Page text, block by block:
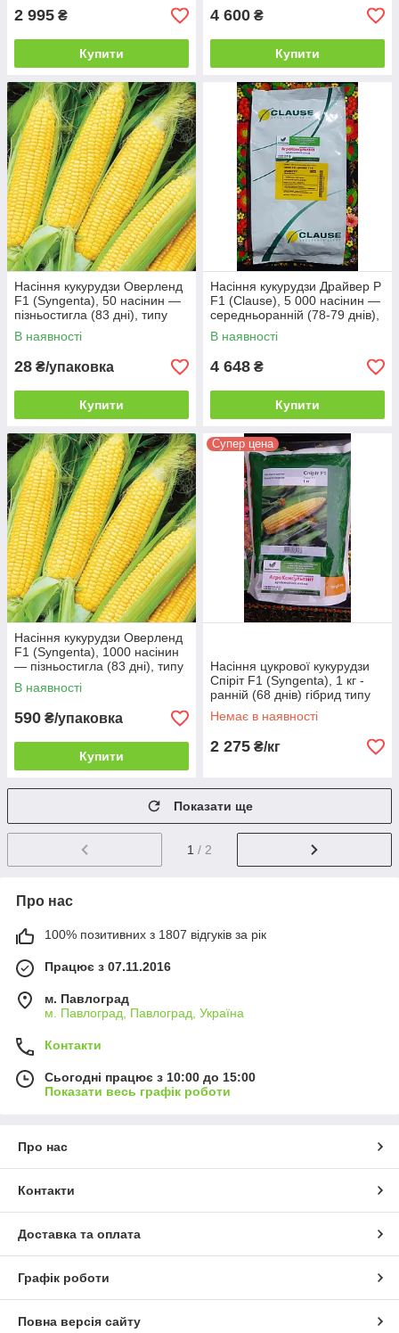
2 995 ₴
Купити
4 600 ₴
Купити
Насіння кукурудзи Оверленд
F1 (Syngenta), 50 насінин —
пізньостигла (83 дні), типу
SH2 (суперсолодка)
В наявності
28 ₴/упаковка
Купити
Насіння кукурудзи Драйвер Р
F1 (Clause), 5 000 насінин —
середньоранній (78-79 днів),
суперсолодка SH2, жовта
В наявності
4 648 ₴
Купити
Насіння кукурудзи Оверленд
F1 (Syngenta), 1000 насінин
— пізньостигла (83 дні), типу
SH2 (суперсолодка)
В наявності
590 ₴/упаковка
Купити
Супер цена
Насіння цукрової кукурудзи
Спіріт F1 (Syngenta), 1 кг -
ранній (68 днів) гібрид типу
SU (солодка)
Немає в наявності
2 275 ₴/кг
Показати ще
1 / 2
Про нас
100% позитивних з 1807 відгуків за рік
Працює з 07.11.2016
м. Павлоград
м. Павлоград, Павлоград, Україна
Контакти
Сьогодні працює з 10:00 до 15:00
Показати весь графік роботи
Про нас
Контакти
Доставка та оплата
Графік роботи
Повна версія сайту